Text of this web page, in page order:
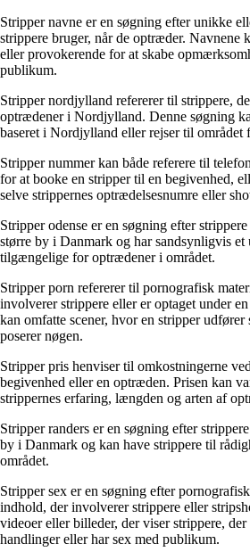
Stripper navne er en søgning efter unikke
strippere bruger, når de optræder. Navnene
eller provokerende for at skabe
publikum.
Stripper nordjylland refererer til strippere,
optrædener i Nordjylland. Denne søgning
baseret i Nordjylland eller rejser til området
Stripper nummer kan både referere til
for at booke en stripper til en begivenhed,
selve strippernes optrædelsesnumre eller
Stripper odense er en søgning efter
større by i Danmark og har sandsynligvis et
tilgængelige for optrædener i området.
Stripper porn refererer til pornografisk
involverer strippere eller er optaget under
kan omfatte scener, hvor en stripper
poserer nøgen.
Stripper pris henviser til omkostningerne
begivenhed eller en optræden. Prisen kan
strippernes erfaring, længden og arten af
Stripper randers er en søgning efter
by i Danmark og kan have strippere til
området.
Stripper sex er en søgning efter
indhold, der involverer strippere eller
videoer eller billeder, der viser strippere,
handlinger eller har sex med publikum.